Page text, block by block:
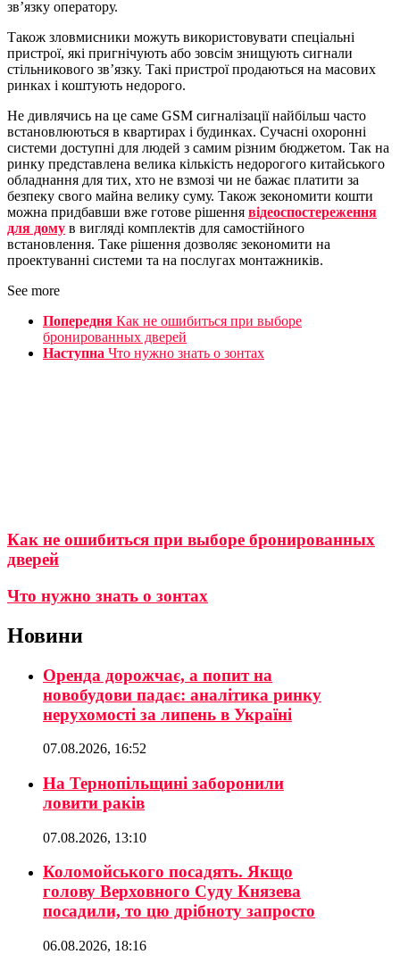
зв’язку оператору.
Також зловмисники можуть використовувати спеціальні
пристрої, які пригнічують або зовсім знищують сигнали
стільникового зв’язку. Такі пристрої продаються на масових
ринках і коштують недорого.
Не дивлячись на це саме GSM сигналізації найбільш часто
встановлюються в квартирах і будинках. Сучасні охоронні
системи доступні для людей з самим різним бюджетом. Так на
ринку представлена велика кількість недорогого китайського
обладнання для тих, хто не взмозі чи не бажає платити за
безпеку свого майна велику суму. Також зекономити кошти
можна придбавши вже готове рішення відеоспостереження
для дому в вигляді комплектів для самостійного
встановлення. Таке рішення дозволяє зекономити на
проектуванні системи та на послугах монтажників.
See more
Попередня Как не ошибиться при выборе
бронированных дверей
Наступна Что нужно знать о зонтах
Как не ошибиться при выборе бронированных
дверей
Что нужно знать о зонтах
Новини
Оренда дорожчає, а попит на
новобудови падає: аналітика ринку
нерухомості за липень в Україні
07.08.2026, 16:52
На Тернопільщині заборонили
ловити раків
07.08.2026, 13:10
Коломойського посадять. Якщо
голову Верховного Суду Князева
посадили, то цю дрібноту запросто
06.08.2026, 18:16